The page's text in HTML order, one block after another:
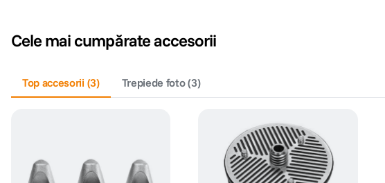
Cele mai cumpărate accesorii
Top accesorii (3) Trepiede foto(3)